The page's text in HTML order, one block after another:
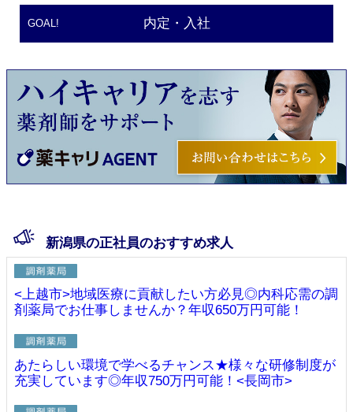
GOAL! 内定・入社
新潟県の正社員のおすすめ求人
<上越市>地域医療に貢献したい方必見◎内科応需の調
剤薬局でお仕事しませんか？年収650万円可能！
あたらしい環境で学べるチャンス★様々な研修制度が
充実しています◎年収750万円可能！<長岡市>